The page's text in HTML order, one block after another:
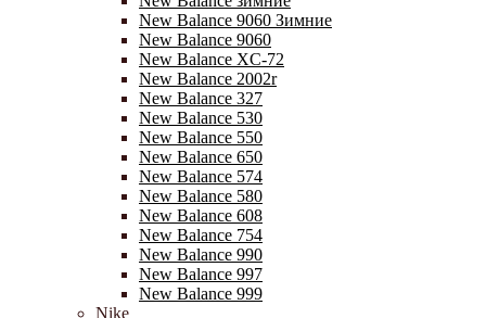
New Balance 9060 Зимние
New Balance 9060
New Balance XC-72
New Balance 2002r
New Balance 327
New Balance 530
New Balance 550
New Balance 650
New Balance 574
New Balance 580
New Balance 608
New Balance 754
New Balance 990
New Balance 997
New Balance 999
Nike